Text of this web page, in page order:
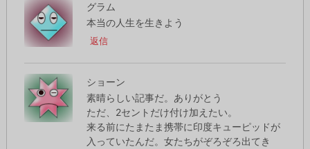
グラム
本当の人生を生きよう
返信
ショーン
素晴らしい記事だ。ありがとう
ただ、2セントだけ付け加えたい。
来る前にたまたま携帯に印度キューピッドが
入っていたんだ。女たちがぞろぞろ出てき